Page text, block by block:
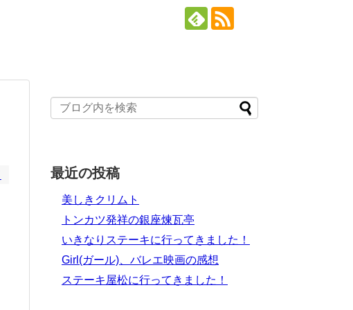
最近の投稿
美しきクリムト
トンカツ発祥の銀座煉瓦亭
いきなりステーキに行ってきました！
Girl(ガール)、バレエ映画の感想
ステーキ屋松に行ってきました！